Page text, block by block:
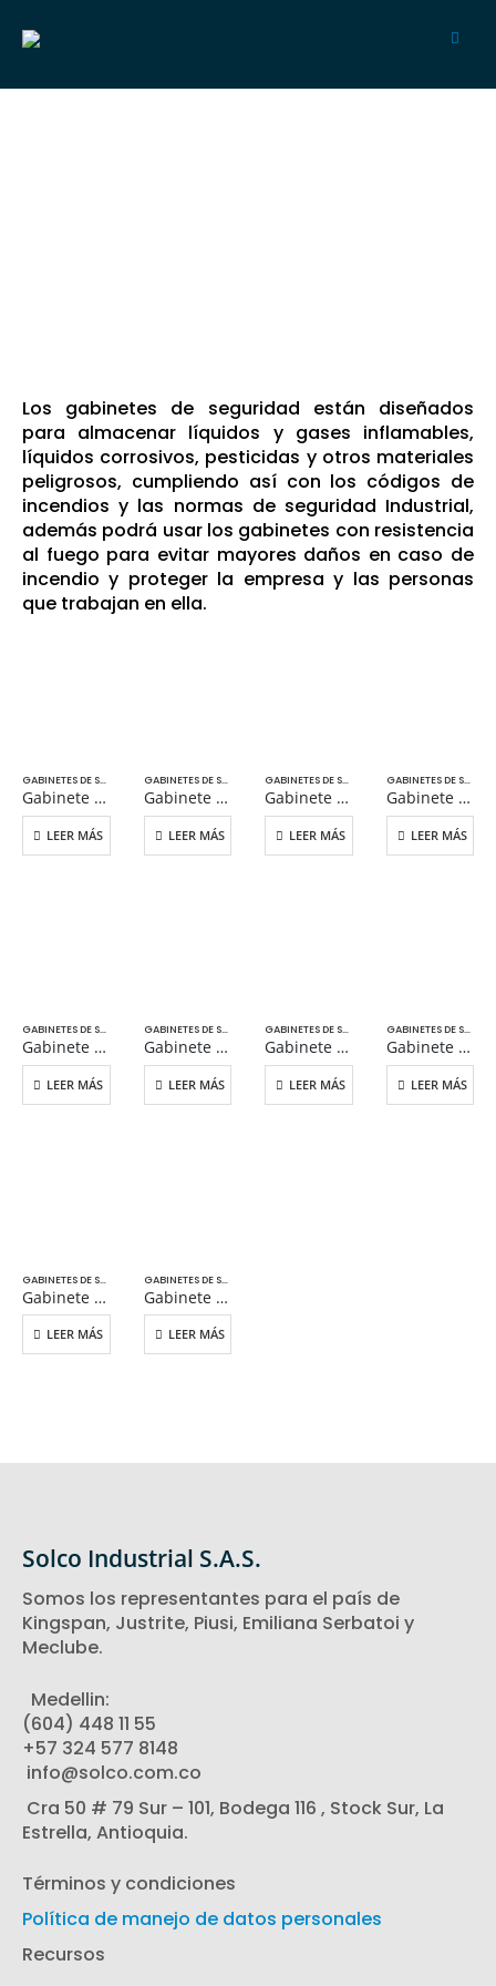
Los gabinetes de seguridad están diseñados
para almacenar líquidos y gases inflamables,
líquidos corrosivos, pesticidas y otros materiales
peligrosos, cumpliendo así con los códigos de
incendios y las normas de seguridad Industrial,
además podrá usar los gabinetes con resistencia
al fuego para evitar mayores daños en caso de
incendio y proteger la empresa y las personas
que trabajan en ella.
GABINETES DE SEGURIDAD
Gabinete para inflamables 45 gal 90 min
LEER MÁS
GABINETES DE SEGURIDAD
Gabinete para inflamables tambor vertical 110 gal
LEER MÁS
GABINETES DE SEGURIDAD
Gabinete para inflamables con rodillos para tambor 115 gal
LEER MÁS
GABINETES DE SEGURIDAD
Gabinete para inflamables 45 gal
LEER MÁS
GABINETES DE SEGURIDAD
Gabinete para inflamables 60 gal
LEER MÁS
GABINETES DE SEGURIDAD
Gabinete para inflamables 90 gal
LEER MÁS
GABINETES DE SEGURIDAD
Gabinete para inflamables 30 gal
LEER MÁS
GABINETES DE SEGURIDAD
Gabinete compacto para inflamables 15 gal
LEER MÁS
GABINETES DE SEGURIDAD
Gabinete compacto para inflamables 12 gal
LEER MÁS
GABINETES DE SEGURIDAD
Gabinete para ácidos y corrosivos 24 gal
LEER MÁS
Solco Industrial S.A.S.
Somos los representantes para el país de
Kingspan, Justrite, Piusi, Emiliana Serbatoi y
Meclube.
Medellin:
(604) 448 11 55
‪+57 324 577 8148
info@solco.com.co
Cra 50 # 79 Sur – 101, Bodega 116 , Stock Sur, La
Estrella, Antioquia.
Términos y condiciones
Política de manejo de datos personales
Recursos